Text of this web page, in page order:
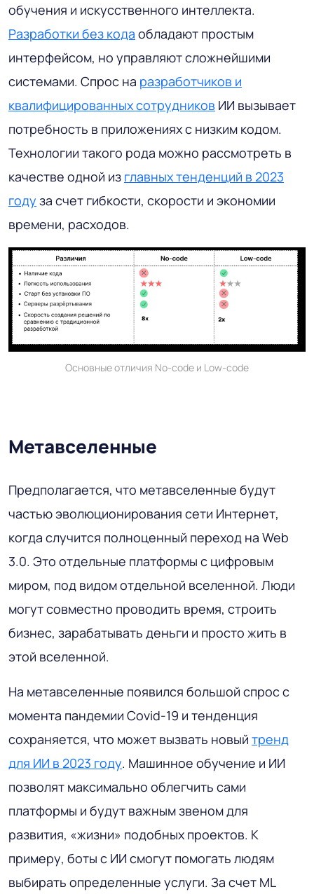
обучения и искусственного интеллекта.
Разработки без кода обладают простым
интерфейсом, но управляют сложнейшими
системами. Спрос на разработчиков и
квалифицированных сотрудников ИИ вызывает
потребность в приложениях с низким кодом.
Технологии такого рода можно рассмотреть в
качестве одной из главных тенденций в 2023
году за счет гибкости, скорости и экономии
времени, расходов.
Основные отличия No-code и Low-code
Метавселенные
Предполагается, что метавселенные будут
частью эволюционирования сети Интернет,
когда случится полноценный переход на Web
3.0. Это отдельные платформы с цифровым
миром, под видом отдельной вселенной. Люди
могут совместно проводить время, строить
бизнес, зарабатывать деньги и просто жить в
этой вселенной.
На метавселенные появился большой спрос с
момента пандемии Covid-19 и тенденция
сохраняется, что может вызвать новый тренд
для ИИ в 2023 году. Машинное обучение и ИИ
позволят максимально облегчить сами
платформы и будут важным звеном для
развития, «жизни» подобных проектов. К
примеру, боты с ИИ смогут помогать людям
выбирать определенные услуги. За счет ML